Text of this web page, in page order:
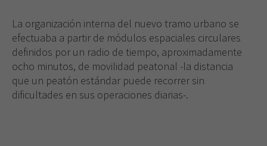
La organización interna del nuevo tramo urbano se
efectuaba a partir de módulos espaciales circulares
definidos por un radio de tiempo, aproximadamente
ocho minutos, de movilidad peatonal -la distancia
que un peatón estándar puede recorrer sin
dificultades en sus operaciones diarias-.